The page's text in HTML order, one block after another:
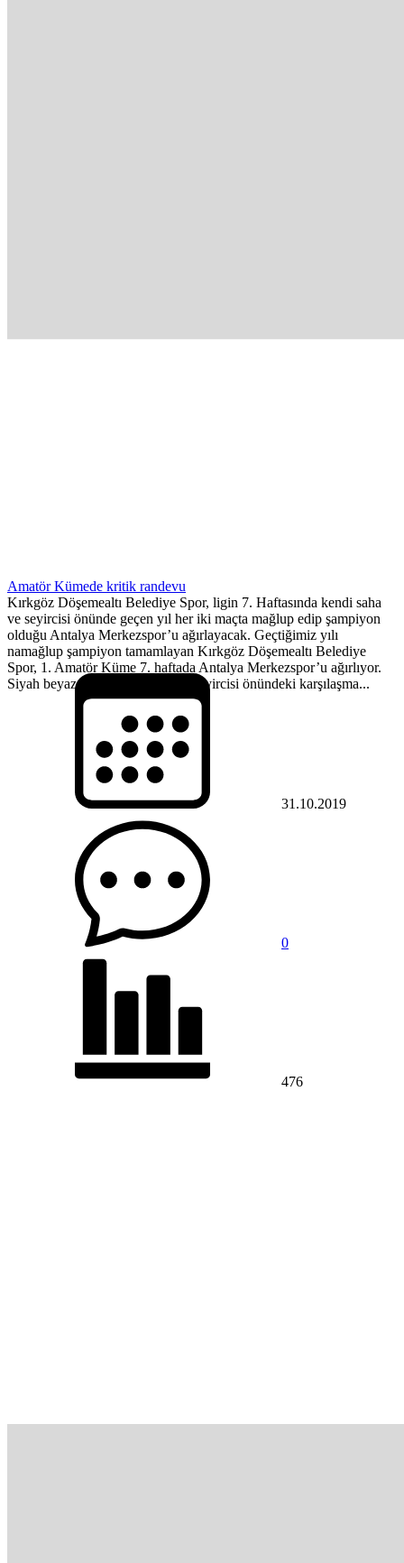
Amatör Kümede kritik randevu
Kırkgöz Döşemealtı Belediye Spor, ligin 7. Haftasında kendi saha
ve seyircisi önünde geçen yıl her iki maçta mağlup edip şampiyon
olduğu Antalya Merkezspor’u ağırlayacak. Geçtiğimiz yılı
namağlup şampiyon tamamlayan Kırkgöz Döşemealtı Belediye
Spor, 1. Amatör Küme 7. haftada Antalya Merkezspor’u ağırlıyor.
Siyah beyaz ekip, kendi saha ve seyircisi önündeki karşılaşma...
31.10.2019
0
476